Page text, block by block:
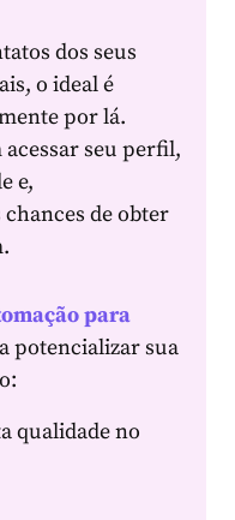
dos seus
o ideal é
por lá.
acessar seu perfil,
e,
de obter
para
potencializar sua
qualidade no